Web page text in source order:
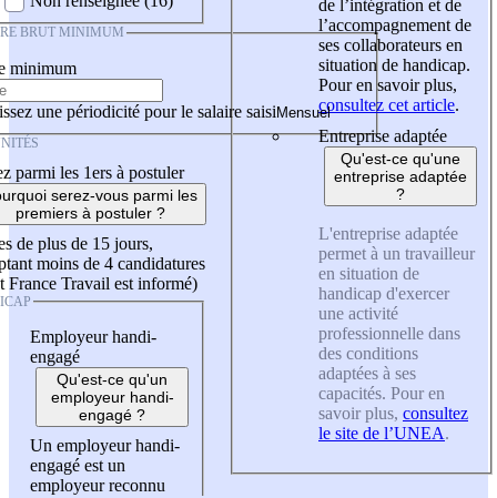
BRUT MINIMUM
minimum
une périodicité pour le salaire saisi
parmi les 1ers à postuler
serez-vous parmi les
premiers à postuler ?
de plus de 15 jours,
moins de 4 candidatures
France Travail est informé)
Employeur handi-
engagé
Qu'est-ce qu'un
employeur handi-
engagé ?
Un employeur handi-
engagé est un
employeur reconnu
de l’intégration et de
l’accompagnement de
ses collaborateurs en
situation de handicap.
Pour en savoir plus,
consultez cet article.
Entreprise adaptée
Qu'est-ce qu'une
entreprise adaptée
?
L'entreprise adaptée
permet à un travailleur
en situation de
handicap d'exercer
une activité
professionnelle dans
des conditions
adaptées à ses
capacités. Pour en
savoir plus, consultez
le site de l’UNEA.